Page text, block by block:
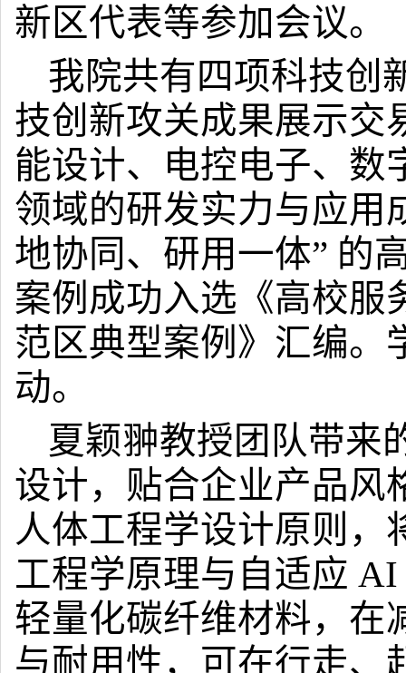
新区代表等参加会议。
我院共有 四项科技创
技创新攻关成果展示交
能设计、电控电子、数
领域的研发实力与应用
地协同、研用一体” 的
案例成功入选《高校服
范区典型案例》汇编。
动。
夏颖翀教授团队带来
设计，贴合企业产品风
人体工程学设计原则，
工程学原理与自适应 AI
轻量化碳纤维材料，在
与耐用性，可在行走、